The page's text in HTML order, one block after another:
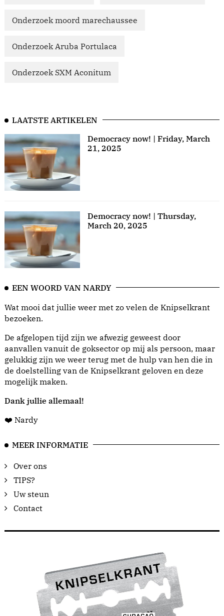
Onderzoek moord marechaussee
Onderzoek Aruba Portulaca
Onderzoek SXM Aconitum
LAATSTE ARTIKELEN
Democracy now! | Friday, March
21, 2025
Democracy now! | Thursday,
March 20, 2025
EEN WOORD VAN NARDY
Wat mooi dat jullie weer met zo velen de Knipselkrant
bezoeken.
De afgelopen tijd zijn we afwezig geweest door
aanvallen vanuit de goksector op mij als persoon, maar
gelukkig zijn we weer terug met de hulp van hen die in
de doelstelling van de Knipselkrant geloven en deze
mogelijk maken.
Dank jullie allemaal!
❤️ Nardy
MEER INFORMATIE
Over ons
TIPS?
Uw steun
Contact